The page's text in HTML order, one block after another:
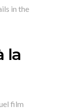
in the
la
film